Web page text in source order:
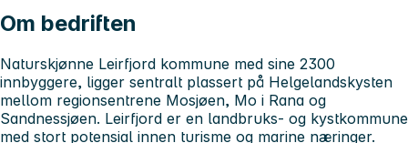
Om bedriften
Naturskjønne Leirfjord kommune med sine 2300
innbyggere, ligger sentralt plassert på Helgelandskysten
mellom regionsentrene Mosjøen, Mo i Rana og
Sandnessjøen. Leirfjord er en landbruks- og kystkommune
med stort potensial innen turisme og marine næringer.